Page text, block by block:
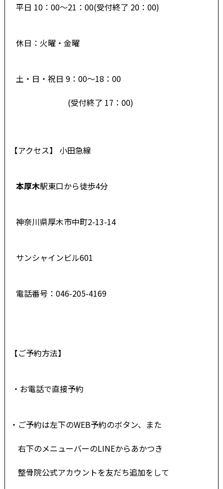
平日 10：00～21：00(受付終了 20：00)
休日：火曜・金曜
土・日・祝日 9：00～18：00
(受付終了 17：00)
【アクセス】 小田急線
本厚木駅東口から徒歩4分
神奈川県厚木市中町2-13-14
サンシャインビル601
電話番号：046-205-4169
【ご予約方法】
・お電話で直接予約
・ご予約は左下のWEB予約のボタン、また
右下のメニューバーのLINEからあかつき
整骨院公式アカウントを友だち追加をして